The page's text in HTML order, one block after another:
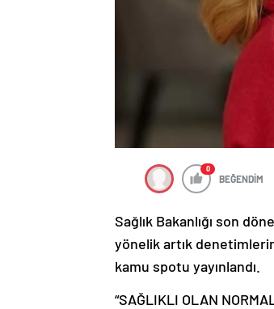
0
BEĞENDİM
Sağlık Bakanlığı son
yönelik artık
kamu spotu yayınlandı.
“SAĞLIKLI OLAN